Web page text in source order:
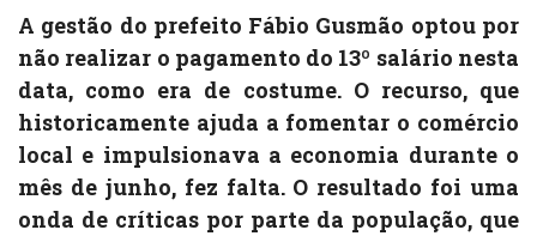
A gestão do prefeito Fábio Gusmão optou por
não realizar o pagamento do 13º salário nesta
data, como era de costume. O recurso, que
historicamente ajuda a fomentar o comércio
local e impulsionava a economia durante o
mês de junho, fez falta. O resultado foi uma
onda de críticas por parte da população, que